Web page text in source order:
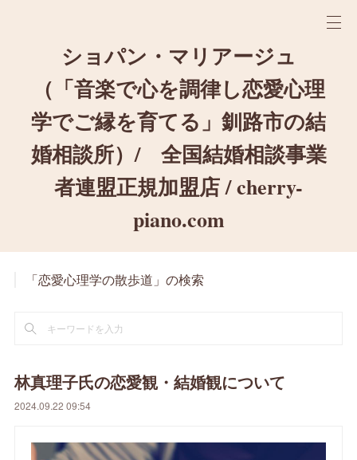
ショパン・マリアージュ
（「音楽で心を調律し恋愛心理
学でご縁を育てる」釧路市の結
婚相談所）/ 全国結婚相談事業
者連盟正規加盟店 / cherry-
piano.com
「恋愛心理学の散歩道」の検索
林真理子氏の恋愛観・結婚観について
2024.09.22 09:54